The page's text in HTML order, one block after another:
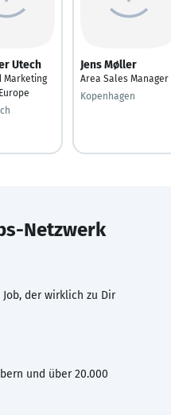
Utech
Marketing
Jens Møller
Area Sales Manager
Kopenhagen
Netzwerk
der wirklich zu Dir
und über 20.000